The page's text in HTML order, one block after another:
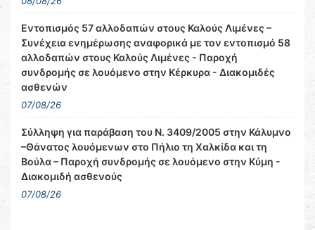
Εντοπισμός 57 αλλοδαπών στους Καλούς Λιμένες –
Συνέχεια ενημέρωσης αναφορικά με τον εντοπισμό 58
αλλοδαπών στους Καλούς Λιμένες - Παροχή
συνδρομής σε λουόμενο στην Κέρκυρα - Διακομιδές
ασθενών
07/08/26
Σύλληψη για παράβαση του Ν. 3409/2005 στην Κάλυμνο
–Θάνατος λουόμενων στο Πήλιο τη Χαλκίδα και τη
Βούλα – Παροχή συνδρομής σε λουόμενο στην Κύμη -
Διακομιδή ασθενούς
07/08/26